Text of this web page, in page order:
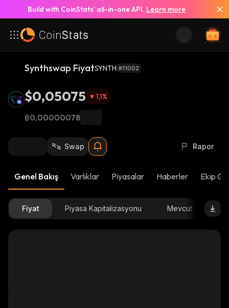
Build with CoinStats’ all-in-one API. Learn more
Synthswap FiyatSYNTH #11002
$0,05075 1,1%
฿0,00000078
Swap Rapor
Genel Bakış Varlıklar Piyasalar Haberler Ekip
Fiyat Piyasa Kapitalizasyonu Mevcut arz